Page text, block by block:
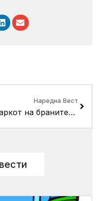
Наредна Вест
Паркот на бранителите во Драчево свечено ќе се отвори во недела